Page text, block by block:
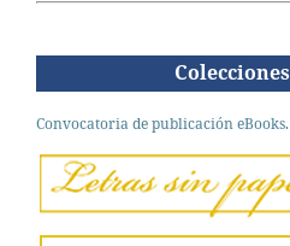
Colecciones
Convocatoria de publicación eBooks.